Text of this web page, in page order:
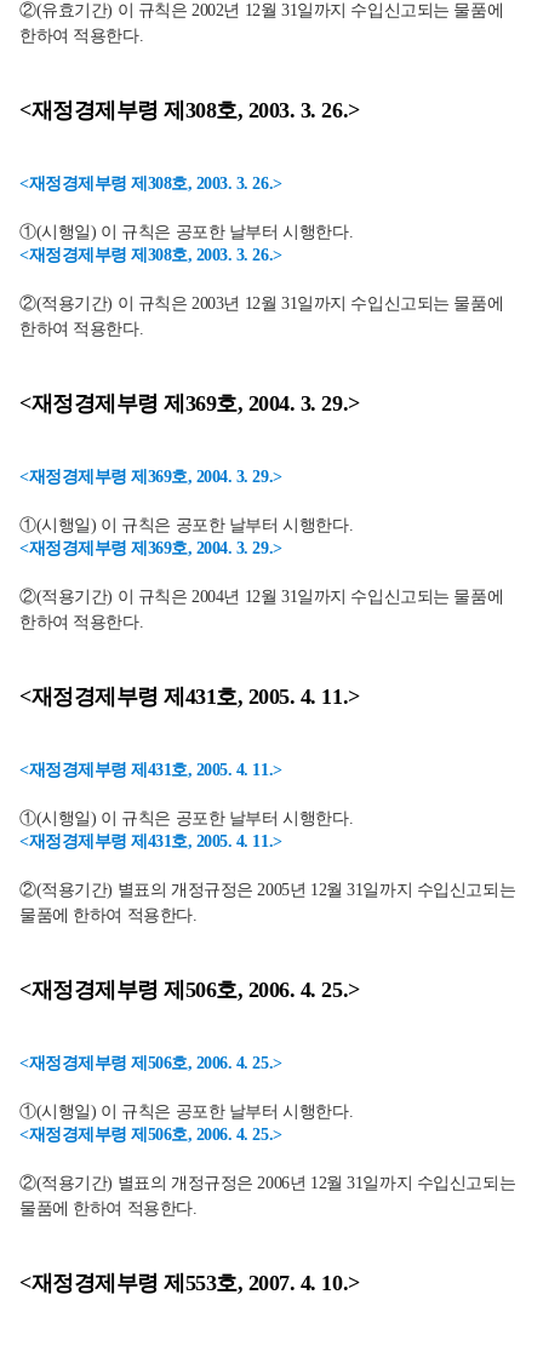
②(유효기간) 이 규칙은 2002년 12월 31일까지 수입신고되는 물품에
한하여 적용한다.
<재정경제부령 제308호, 2003. 3. 26.>
<재정경제부령 제308호, 2003. 3. 26.>
①(시행일) 이 규칙은 공포한 날부터 시행한다.
<재정경제부령 제308호, 2003. 3. 26.>
②(적용기간) 이 규칙은 2003년 12월 31일까지 수입신고되는 물품에
한하여 적용한다.
<재정경제부령 제369호, 2004. 3. 29.>
<재정경제부령 제369호, 2004. 3. 29.>
①(시행일) 이 규칙은 공포한 날부터 시행한다.
<재정경제부령 제369호, 2004. 3. 29.>
②(적용기간) 이 규칙은 2004년 12월 31일까지 수입신고되는 물품에
한하여 적용한다.
<재정경제부령 제431호, 2005. 4. 11.>
<재정경제부령 제431호, 2005. 4. 11.>
①(시행일) 이 규칙은 공포한 날부터 시행한다.
<재정경제부령 제431호, 2005. 4. 11.>
②(적용기간) 별표의 개정규정은 2005년 12월 31일까지 수입신고되는
물품에 한하여 적용한다.
<재정경제부령 제506호, 2006. 4. 25.>
<재정경제부령 제506호, 2006. 4. 25.>
①(시행일) 이 규칙은 공포한 날부터 시행한다.
<재정경제부령 제506호, 2006. 4. 25.>
②(적용기간) 별표의 개정규정은 2006년 12월 31일까지 수입신고되는
물품에 한하여 적용한다.
<재정경제부령 제553호, 2007. 4. 10.>